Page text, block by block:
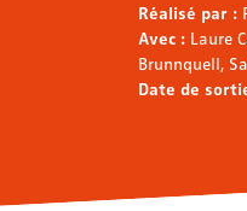
Réalisé par :
Avec : Laure
Brunnquell,
Date de